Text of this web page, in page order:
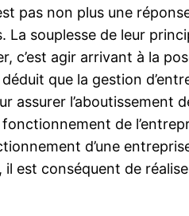
pas non plus une réponse
La souplesse de leur
c’est agir arrivant à la
que la gestion
l’aboutissement
de
d’une
il est conséquent de